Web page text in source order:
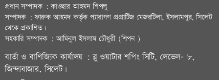
প্রধান সম্পাদক : কাওছার আহমদ শিপলু
সম্পাদক : ফারুক আহমদ কর্তৃক প্যারাগণ প্রপ্রার্টিজ মেজরটিলা, ইসলামপুর, সিলেট
থেকে প্রকাশিত।
সহকারি সম্পাদক : আমিনুল ইসলাম চৌধুরী (শিপন )
বার্তা ও বাণিজ্যিক কার্যালয় : ব্লু ওয়াটার শপিং সিটি, লেভেল- ৮,
জিন্দাবাজার, সিলেট।